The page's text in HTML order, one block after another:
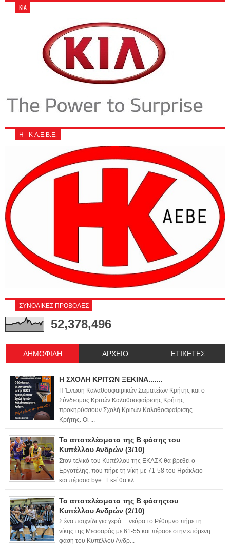
KIA
Η - Κ Α.Ε.Β.Ε.
ΣΥΝΟΛΙΚΕΣ ΠΡΟΒΟΛΕΣ
52,378,496
ΔΗΜΟΦΙΛΗ ΑΡΧΕΙΟ ΕΤΙΚΕΤΕΣ
Η ΣΧΟΛΗ ΚΡΙΤΩΝ ΞΕΚΙΝΑ.......
Η Ένωση Καλαθοσφαιρικών Σωματείων Κρήτης και ο
Σύνδεσμος Κριτών Καλαθοσφαίρισης Κρήτης
προκηρύσσουν Σχολή Κριτών Καλαθοσφαίρισης
Κρήτης. Οι ...
Τα αποτελέσματα της Β φάσης του
Κυπέλλου Ανδρών (3/10)
Στον τελικό του Κυπέλλου της ΕΚΑΣΚ θα βρεθεί ο
Εργοτέλης, που πήρε τη νίκη με 71-58 του Ηράκλειο
και πέρασα bye . Εκεί θα κλ...
Τα αποτελέσματα της Β φάσηςτου
Κυπέλλου Ανδρών (2/10)
Σ ένα παιχνίδι για γερά… νεύρα το Ρέθυμνο πήρε τη
νίκης της Μεσσαράς με 61-55 και πέρασε στην επόμενη
φάση του Κυπέλλου Ανδρ...